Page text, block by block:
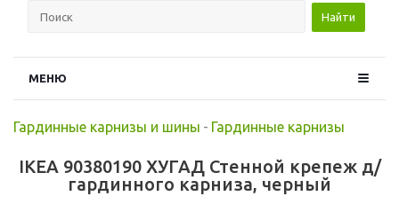
Найти
МЕНЮ
Гардинные карнизы и шины - Гардинные карнизы
IKEA 90380190 ХУГАД Стенной крепеж д/
гардинного карниза, черный